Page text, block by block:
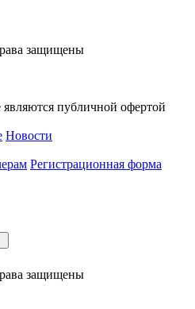
защищены
публичной офертой
Новости
Регистрационная форма
защищены